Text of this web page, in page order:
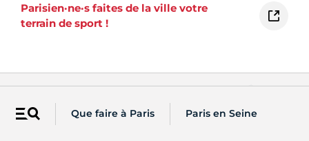
Menu Que faire à Paris Paris en Seine
Parisien·ne·s faites de la ville votre
terrain de sport !
Vous êtes...